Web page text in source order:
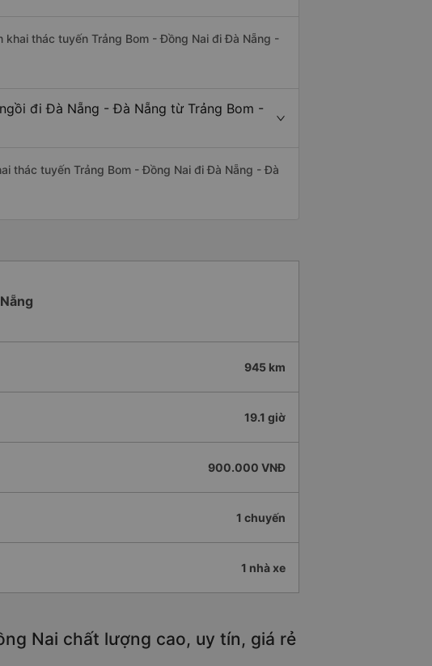
thác tuyến Trảng Bom - Đồng Nai đi Đà Nẵng -
đi Đà Nẵng - Đà Nẵng từ Trảng Bom -
thác tuyến Trảng Bom - Đồng Nai đi Đà Nẵng - Đà
945 km
19.1 giờ
900.000 VNĐ
1 chuyến
1 nhà xe
Nai chất lượng cao, uy tín, giá rẻ